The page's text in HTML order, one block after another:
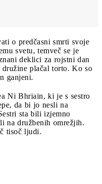
o predčasni smrti svoje
svetu, temveč se je
deklici za rojstni dan
plačal torto. Ko so
ganjeni.
Ni Bhriain, ki je s sestro
da bi jo nesli na
sta bili izjemno
na družbenih omrežjih.
tisoč ljudi.